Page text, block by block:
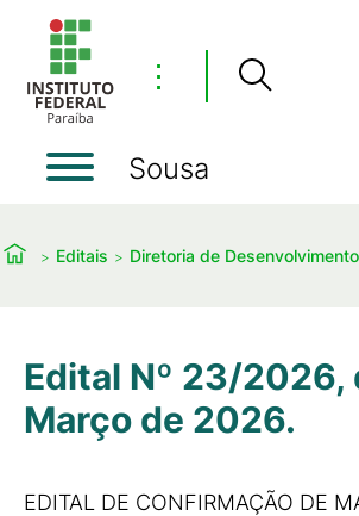
⋮
Sousa
Editais Diretoria de
Edital Nº 23/2026,
Março de 2026.
EDITAL DE CONFIRMAÇÃO DE